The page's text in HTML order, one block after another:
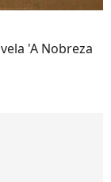
'A Nobreza